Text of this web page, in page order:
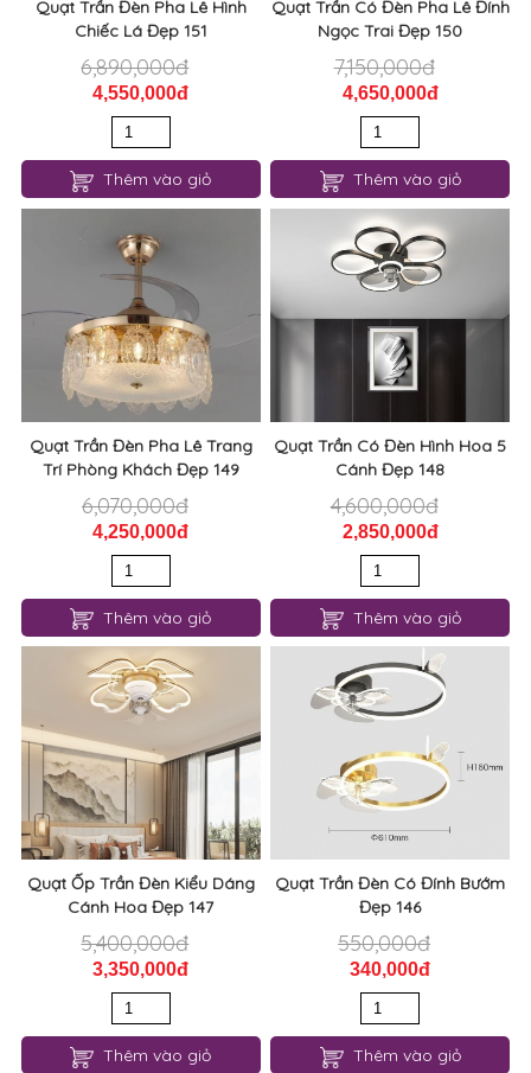
Chiếc Lá Đẹp 151
6,890,000đ
4,550,000đ
Thêm vào giỏ
Ngọc Trai Đẹp 150
7,150,000đ
4,650,000đ
Thêm vào giỏ
Quạt Trần Đèn Pha Lê Trang
Trí Phòng Khách Đẹp 149
6,070,000đ
4,250,000đ
Thêm vào giỏ
Quạt Trần Có Đèn Hình Hoa 5
Cánh Đẹp 148
4,600,000đ
2,850,000đ
Thêm vào giỏ
Quạt Ốp Trần Đèn Kiểu Dáng
Cánh Hoa Đẹp 147
5,400,000đ
3,350,000đ
Thêm vào giỏ
Quạt Trần Đèn Có Đính Bướm
Đẹp 146
550,000đ
340,000đ
Thêm vào giỏ